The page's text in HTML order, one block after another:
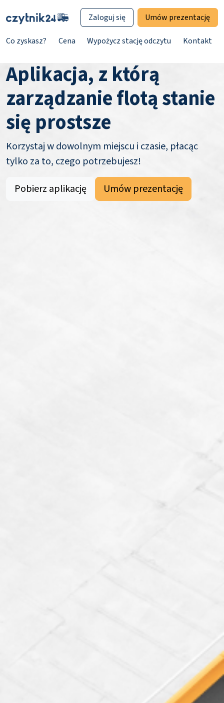
Co zyskasz? Cena Wypożycz stację odczytu Kontakt
Zaloguj się Umów prezentację
Aplikacja, z którą
zarządzanie flotą stanie
się prostsze
Korzystaj w dowolnym miejscu i czasie, płacąc
tylko za to, czego potrzebujesz!
Pobierz aplikację
Umów prezentację